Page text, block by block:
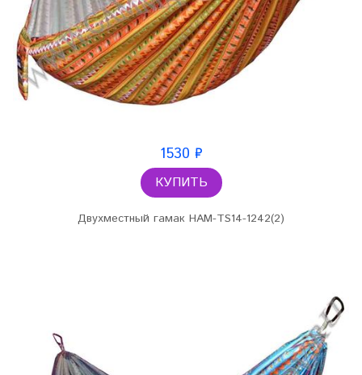
1530 ₽
КУПИТЬ
Двухместный гамак HAM-TS14-1242(2)